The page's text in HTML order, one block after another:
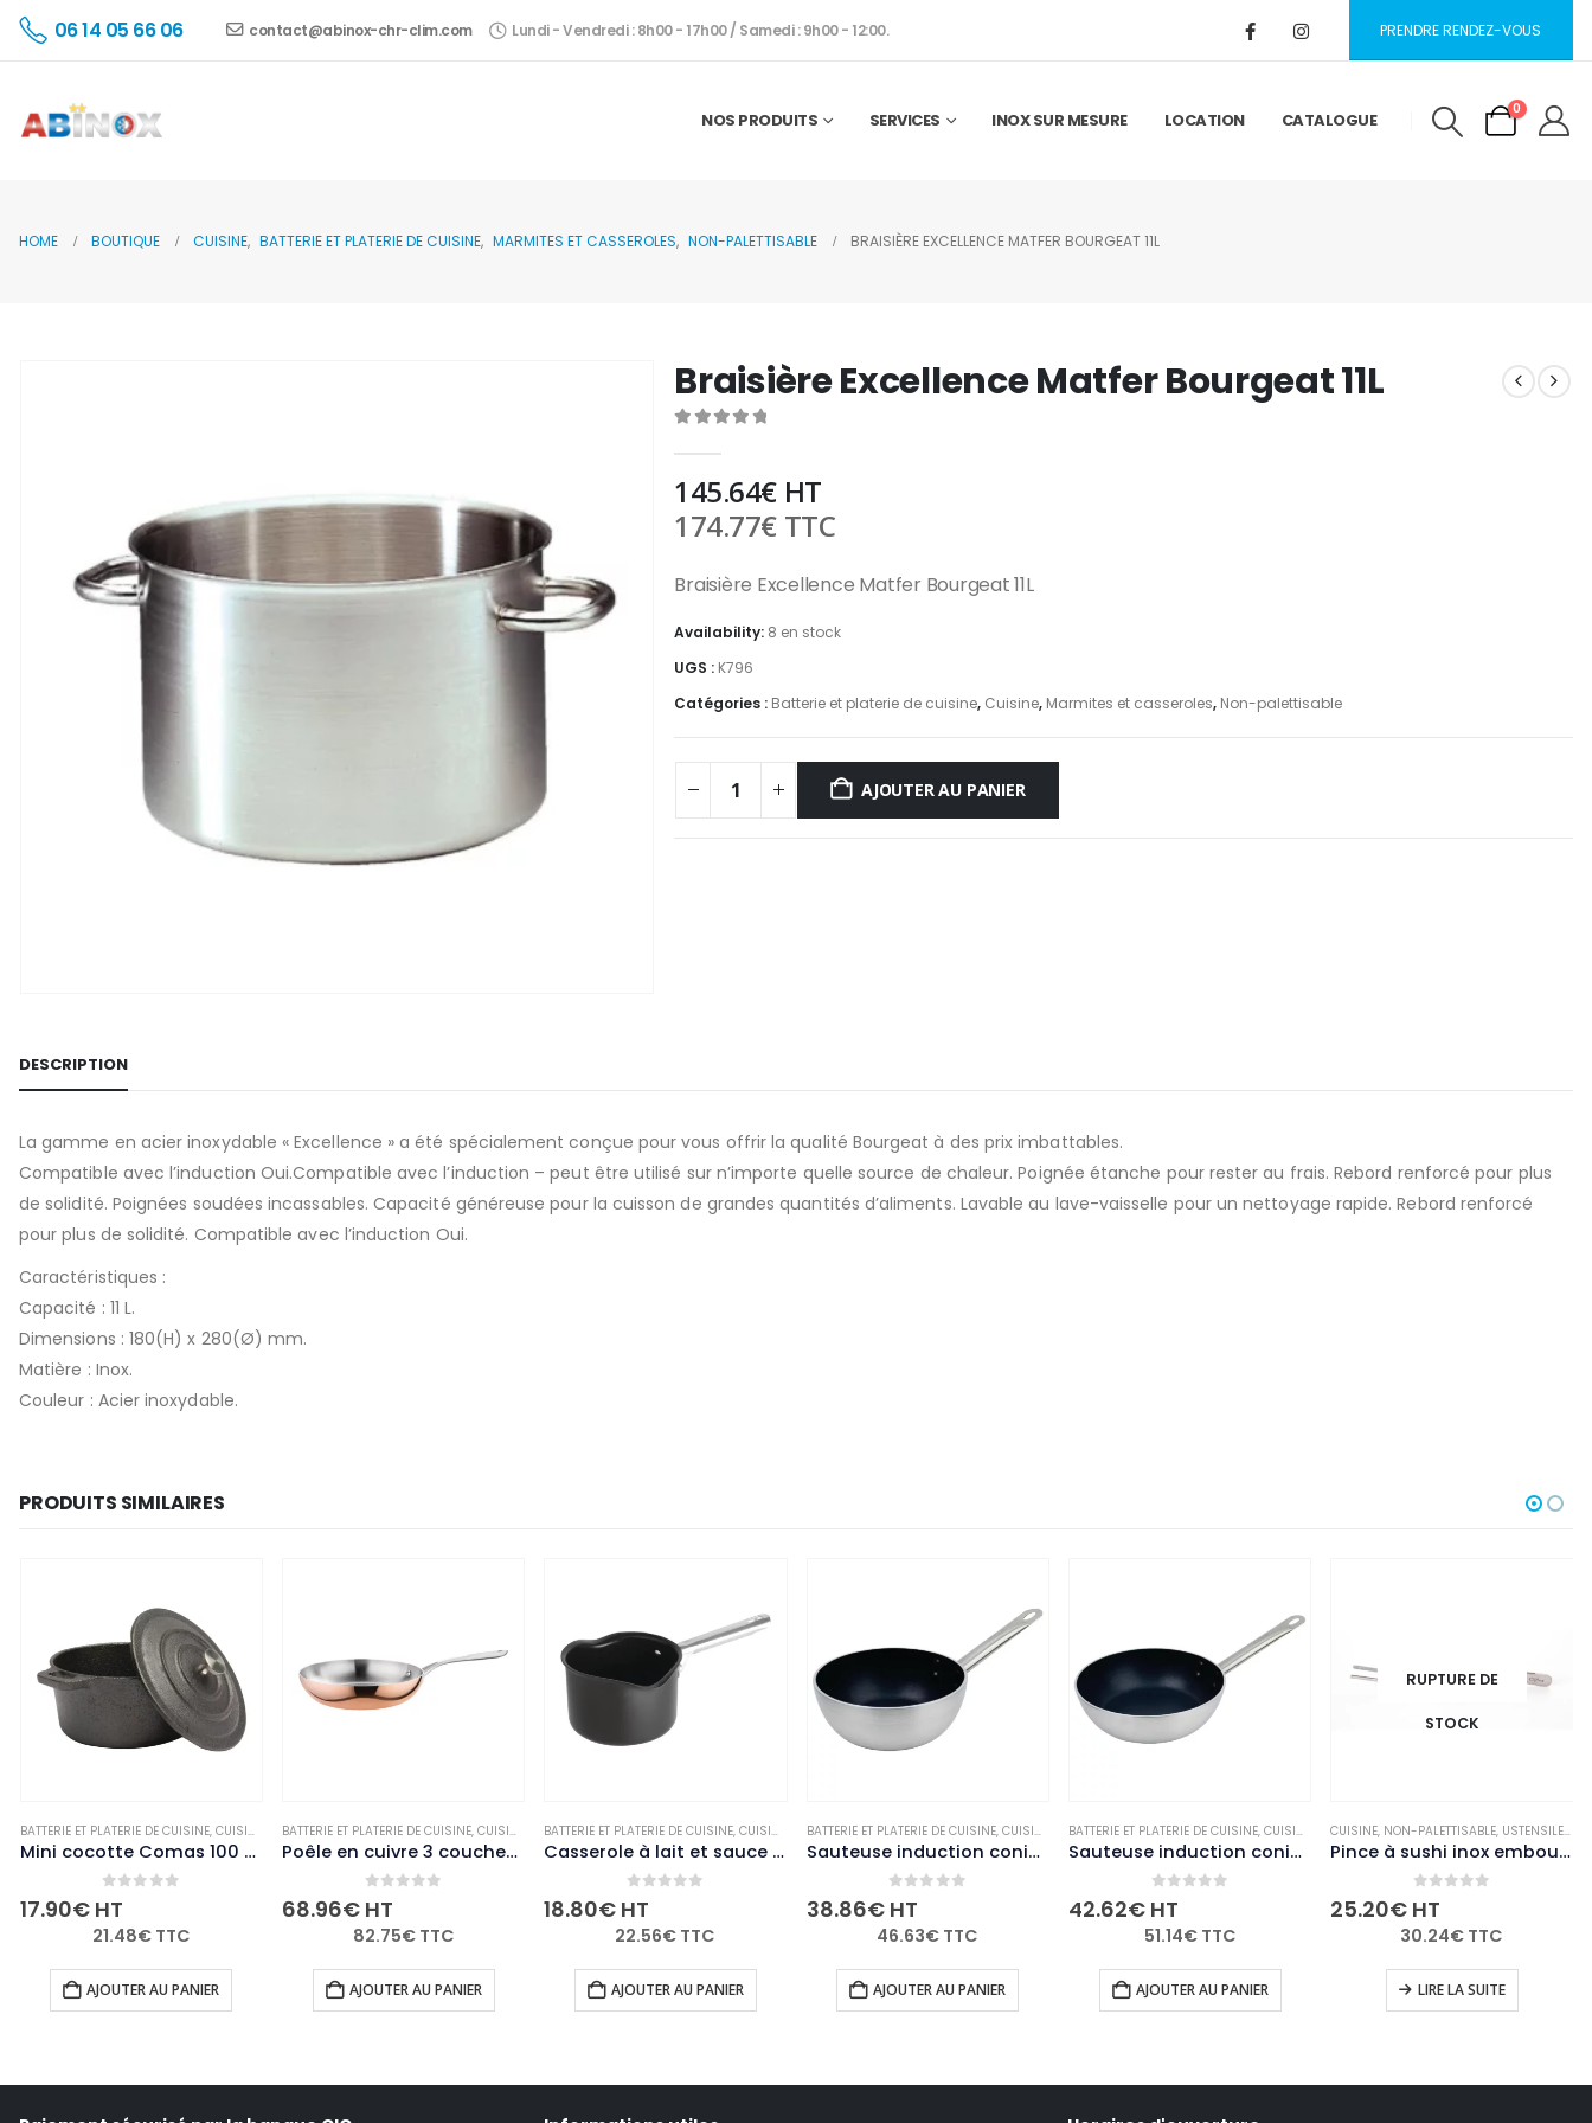
06 14 05 66 06 contact@abinox-chr-clim.com Lundi - Vendredi : 8h00 - 17h00 / Samedi : 9h00 - 12:00. PRENDRE RENDEZ-VOUS
NOS PRODUITS SERVICES INOX SUR MESURE LOCATION CATALOGUE
0
HOME BOUTIQUE CUISINE, BATTERIE ET PLATERIE DE CUISINE, MARMITES ET CASSEROLES, NON-PALETTISABLE BRAISIÈRE EXCELLENCE MATFER BOURGEAT 11L
Braisière Excellence Matfer Bourgeat 11L
145.64€HT
174.77€TTC
Braisière Excellence Matfer Bourgeat 11L
Availability: 8 en stock
UGS : K796
Catégories : Batterie et platerie de cuisine, Cuisine, Marmites et casseroles, Non-palettisable
AJOUTER AU PANIER
DESCRIPTION
La gamme en acier inoxydable « Excellence » a été spécialement conçue pour vous offrir la qualité Bourgeat à des prix imbattables.
Compatible avec l’induction Oui.Compatible avec l’induction – peut être utilisé sur n’importe quelle source de chaleur. Poignée étanche pour rester au frais. Rebord renforcé pour plus
de solidité. Poignées soudées incassables. Capacité généreuse pour la cuisson de grandes quantités d’aliments. Lavable au lave-vaisselle pour un nettoyage rapide. Rebord renforcé
pour plus de solidité. Compatible avec l’induction Oui.
Caractéristiques :
Capacité : 11 L.
Dimensions : 180(H) x 280(Ø) mm.
Matière : Inox.
Couleur : Acier inoxydable.
PRODUITS SIMILAIRES
MARMITES ET CASSEROLES,NON-PALETTISABLE
BATTERIE ET PLATERIE DE CUISINE, CUISINE MARMITES ET CASSEROLES,NON-PALETTISABLE
Mini cocotte Comas 100 mm
17.90€HT
21.48€TTC
AJOUTER AU PANIER
BATTERIE ET PLATERIE DE CUISINE, CUISINE MARMITES ET CASSEROLES,NON-PALETTISABLE
Poêle en cuivre 3 couches induction Vogue 240mm
68.96€HT
82.75€TTC
AJOUTER AU PANIER
BATTERIE ET PLATERIE DE CUISINE,CUISINE MARMITES ET CASSEROLES,NON-PALETTISABLE
Casserole à lait et sauce antiadhésive Vogue 14 cm
18.80€ HT
22.56€ TTC
AJOUTER AU PANIER
BATTERIE ET PLATERIE DE CUISINE, CUISINE MARMITES ET CASSEROLES,NON-PALETTISABLE
Sauteuse induction conique antiadhésive Vogue 200mm
38.86€HT
46.63€ TTC
AJOUTER AU PANIER
BATTERIE ET PLATERIE DE CUISINE, CUISINE MARMITES ET CASSEROLES,NON-PALETTISABLE
Sauteuse induction conique antiadhésive Vogue 240mm
42.62€HT
51.14€TTC
AJOUTER AU PANIER
RUPTURE DE
STOCK
CUISINE, NON-PALETTISABLE, USTENSILES
Pince à sushi inox embouts arrondis 140mm
25.20€ HT
30.24€ TTC
LIRE LA SUITE